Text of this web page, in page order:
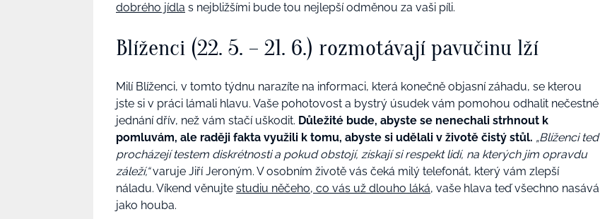
dobrého jídla s nejbližšími bude tou nejlepší odměnou za vaši píli.
Blíženci (22. 5. – 21. 6.) rozmotávají pavučinu lží
Milí Blíženci, v tomto týdnu narazíte na informaci, která konečně objasní záhadu, se kterou
jste si v práci lámali hlavu. Vaše pohotovost a bystrý úsudek vám pomohou odhalit nečestné
jednání dřív, než vám stačí uškodit. Důležité bude, abyste se nenechali strhnout k
pomluvám, ale raději fakta využili k tomu, abyste si udělali v životě čistý stůl. „Blíženci teď
procházejí testem diskrétnosti a pokud obstojí, získají si respekt lidí, na kterých jim opravdu
záleží,“varuje Jiří Jeroným. V osobním životě vás čeká milý telefonát, který vám zlepší
náladu. Víkend věnujte studiu něčeho, co vás už dlouho láká, vaše hlava teď všechno nasává
jako houba.